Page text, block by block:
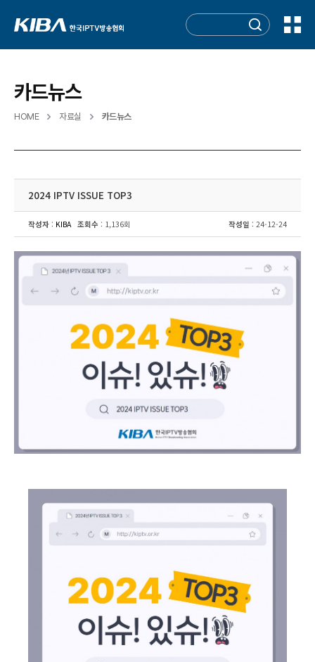
카드뉴스
HOME 자료실 카드뉴스
2024 IPTV ISSUE TOP3
작성자 : KIBA 조회수 : 1,136회 작성일 : 24-12-24